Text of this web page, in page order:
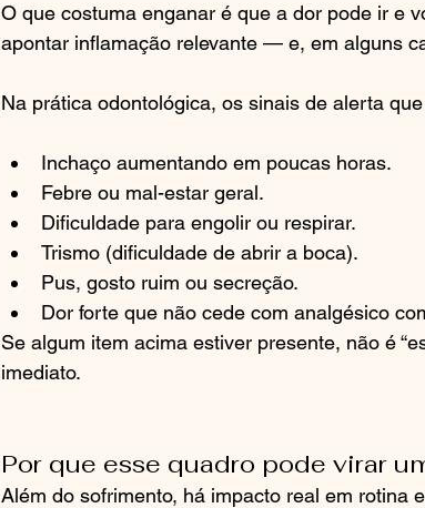
O que costuma enganar é que a dor pode ir e
apontar inflamação relevante — e, em alguns
Na prática odontológica, os sinais de alerta
Inchaço aumentando em poucas horas.
Febre ou mal-estar geral.
Dificuldade para engolir ou respirar.
Trismo (dificuldade de abrir a boca).
Pus, gosto ruim ou secreção.
Dor forte que não cede com analgésico
Se algum item acima estiver presente, não é
imediato.
Por que esse quadro pode virar
Além do sofrimento, há impacto real em rotina